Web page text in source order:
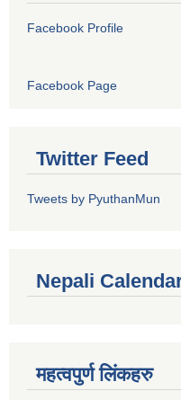
Facebook Profile
Facebook Page
Twitter Feed
Tweets by PyuthanMun
Nepali
महत्वपुर्ण लिंकहरु